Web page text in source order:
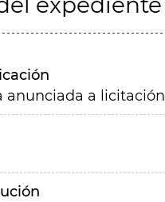
anunciada a licitación